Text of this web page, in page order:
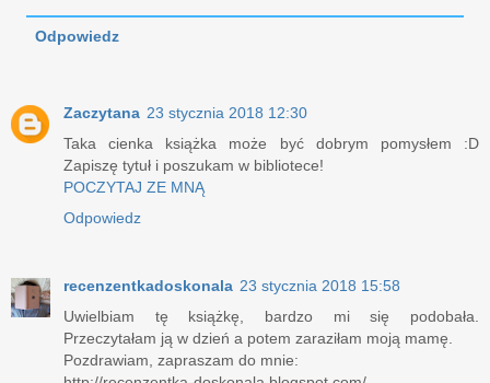
Odpowiedz
Zaczytana 23 stycznia 2018 12:30
Taka cienka książka może być dobrym pomysłem :D
Zapiszę tytuł i poszukam w bibliotece!
POCZYTAJ ZE MNĄ
Odpowiedz
recenzentkadoskonala 23 stycznia 2018 15:58
Uwielbiam tę książkę, bardzo mi się podobała.
Przeczytałam ją w dzień a potem zaraziłam moją mamę.
Pozdrawiam, zapraszam do mnie: